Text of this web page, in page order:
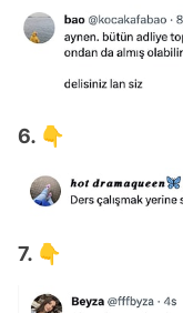
6. 👇
7. 👇